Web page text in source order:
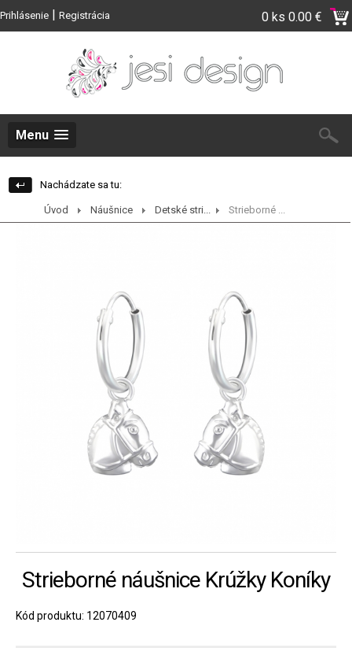
Prihlásenie | Registrácia 0 ks 0.00 €
Menu
Nachádzate sa tu:
Úvod Náušnice Detské stri... Strieborné ...
Strieborné náušnice Krúžky Koníky
Kód produktu: 12070409